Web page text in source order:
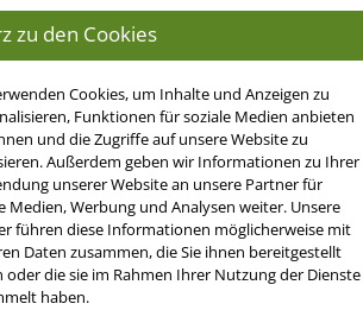
ackerbaulich eine interessante
Wassergehalten deutlich
aktuellen Versuchsergebnissen,
die größte Wirtschaftlichkeit aufweisen.
in der Abreifephase.
und schwanken erheblich. Je
und der Art der Befeuerung der
von 240 €/ha.
zu den Cookies
Cookies, um Inhalte und Anzeigen zu
Funktionen für soziale Medien anbieten
und die Zugriffe auf unsere Website zu
Außerdem geben wir Informationen zu Ihrer
unserer Website an unsere Partner für
Medien, Werbung und Analysen weiter. Unsere
führen diese Informationen möglicherweise mit
Daten zusammen, die Sie ihnen bereitgestellt
oder die sie im Rahmen Ihrer Nutzung der Dienste
haben.